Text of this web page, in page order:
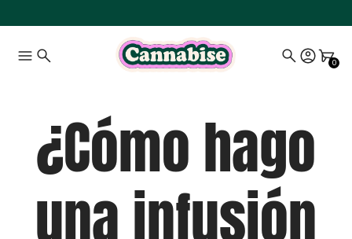
0
¿Cómo hago
una infusión